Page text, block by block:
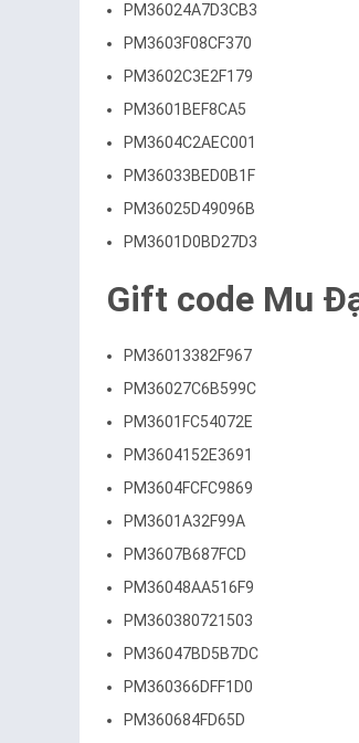
PM36024A7D3CB3
PM3603F08CF370
PM3602C3E2F179
PM3601BEF8CA5
PM3604C2AEC001
PM36033BED0B1F
PM36025D49096B
PM3601D0BD27D3
Gift code Mu
PM36013382F967
PM36027C6B599C
PM3601FC54072E
PM3604152E3691
PM3604FCFC9869
PM3601A32F99A
PM3607B687FCD
PM36048AA516F9
PM360380721503
PM36047BD5B7DC
PM360366DFF1D0
PM360684FD65D